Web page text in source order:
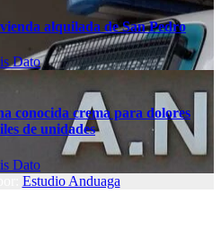
alquilada de San Pedro
Dato
conocida crema para dolores
de unidades
Dato
Estudio Anduaga